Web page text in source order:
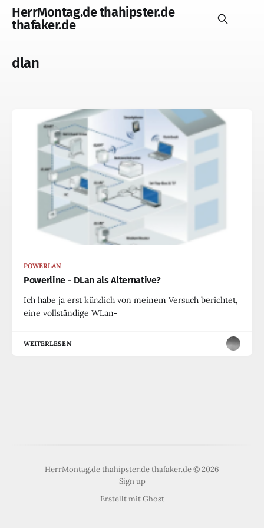
HerrMontag.de thahipster.de
thafaker.de
dlan
POWERLAN
Powerline - DLan als Alternative?
Ich habe ja erst kürzlich von meinem Versuch berichtet,
eine vollständige WLan-
WEITERLESEN
HerrMontag.de thahipster.de thafaker.de © 2026
Sign up
Erstellt mitGhost